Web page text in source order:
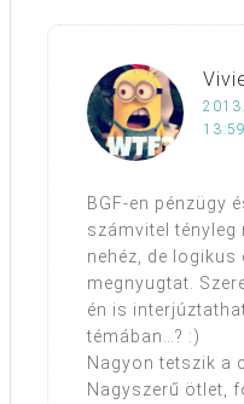
13:59
BGF-en pénzügy
számvitel tényleg
nehéz, de logikus
megnyugtat.
én is
témában…? :)
Nagyon tetszik a
Nagyszerű ötlet,